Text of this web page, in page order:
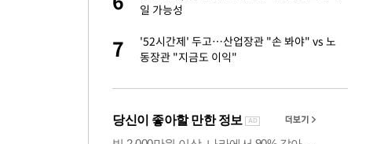
일 가능성
7
'52시간제' 두고…산업장관 "손 봐야" vs 노
동장관 "지금도 이익"